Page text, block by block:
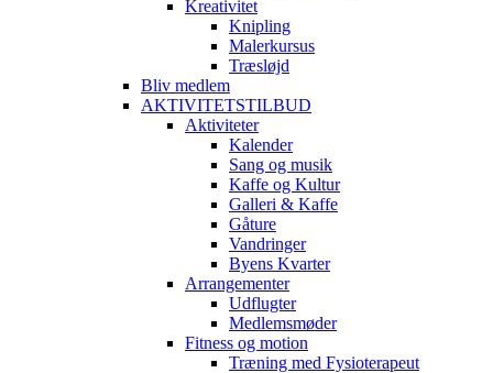
Kreativitet
Knipling
Malerkursus
Træsløjd
Bliv medlem
AKTIVITETSTILBUD
Aktiviteter
Kalender
Sang og musik
Kaffe og Kultur
Galleri & Kaffe
Gåture
Vandringer
Byens Kvarter
Arrangementer
Udflugter
Medlemsmøder
Fitness og motion
Træning med Fysioterapeut